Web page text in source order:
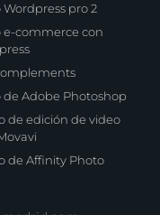
Wordpress pro 2
e-commerce con
de Adobe Photoshop
de edición de video
de Affinity Photo